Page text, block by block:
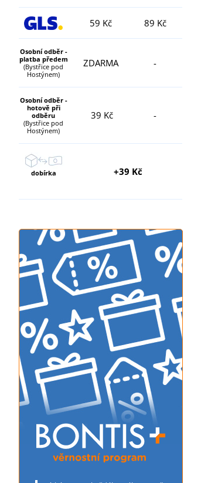
59 Kč 89 Kč
Osobní odběr -
platba předem
(Bystřice pod
Hostýnem)
ZDARMA -
Osobní odběr -
hotově při
odběru
(Bystřice pod
Hostýnem)
39 Kč -
dobírka +39 Kč